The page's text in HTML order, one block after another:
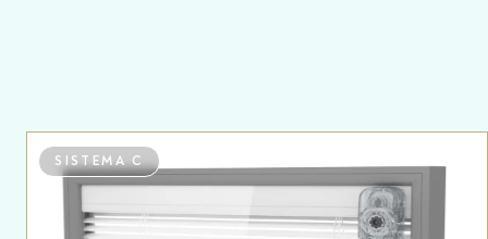
SISTEMA C